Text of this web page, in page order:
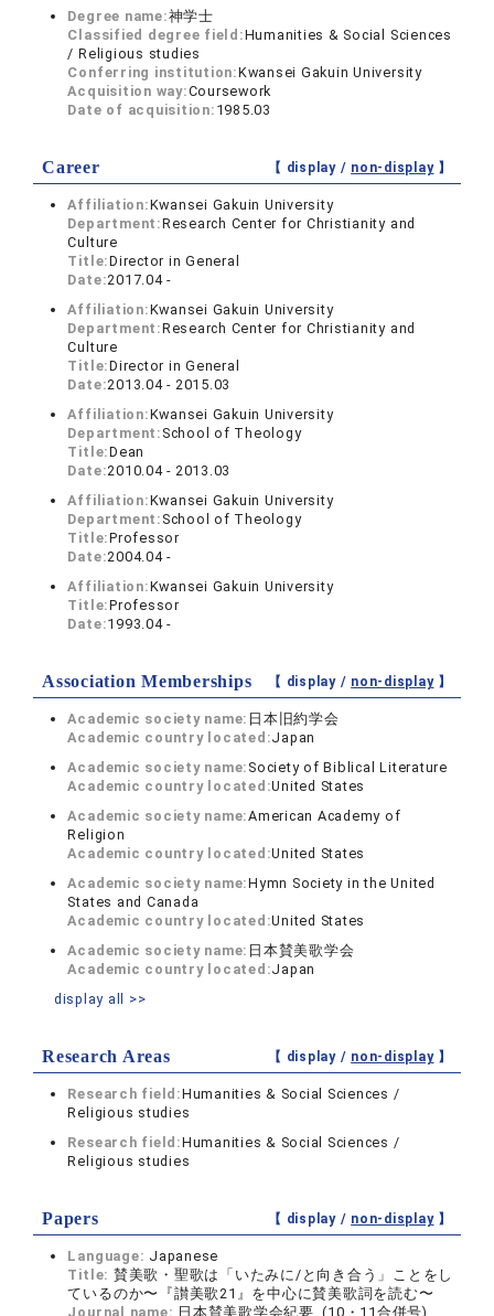
Degree name:神学士
Classified degree field:Humanities & Social Sciences
/ Religious studies
Conferring institution:Kwansei Gakuin University
Acquisition way:Coursework
Date of acquisition: 1985.03
Career 【 display / non-display】
Affiliation:Kwansei Gakuin University
Department:Research Center for Christianity and
Culture
Title:Director in General
Date:2017.04 -
Affiliation:Kwansei Gakuin University
Department:Research Center for Christianity and
Culture
Title:Director in General
Date:2013.04 - 2015.03
Affiliation:Kwansei Gakuin University
Department: School of Theology
Title:Dean
Date:2010.04 - 2013.03
Affiliation:Kwansei Gakuin University
Department: School of Theology
Title:Professor
Date:2004.04 -
Affiliation:Kwansei Gakuin University
Title:Professor
Date:1993.04 -
Association Memberships 【 display / non-display】
Academic society name: 日本旧約学会
Academic country located:Japan
Academic society name: Society of Biblical Literature
Academic country located:United States
Academic society name:American Academy of
Religion
Academic country located:United States
Academic society name:Hymn Society in the United
States and Canada
Academic country located:United States
Academic society name: 日本賛美歌学会
Academic country located:Japan
display all >>
Research Areas 【 display / non-display】
Research field:Humanities & Social Sciences /
Religious studies
Research field:Humanities & Social Sciences /
Religious studies
Papers 【 display / non-display】
Language: Japanese
Title: 賛美歌・聖歌は「いたみに/と向き合う」ことをし
ているのか〜『讃美歌21』を中心に賛美歌詞を読む〜
Journal name: 日本賛美歌学会紀要 (10・11合併号)